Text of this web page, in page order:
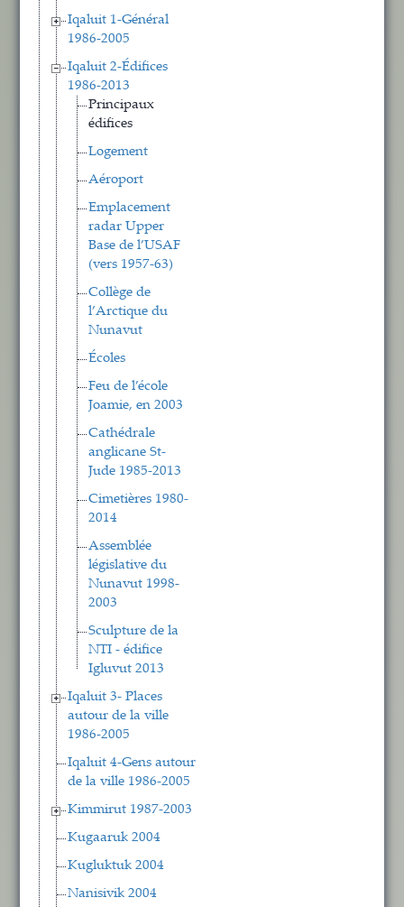
Iqaluit 1-Général
1986-2005
Iqaluit 2-Édifices
1986-2013
Principaux
édifices
Logement
Aéroport
Emplacement
radar Upper
Base de l’USAF
(vers 1957-63)
Collège de
l’Arctique du
Nunavut
Écoles
Feu de l’école
Joamie, en 2003
Cathédrale
anglicane St-
Jude 1985-2013
Cimetières 1980-
2014
Assemblée
législative du
Nunavut 1998-
2003
Sculpture de la
NTI - édifice
Igluvut 2013
Iqaluit 3- Places
autour de la ville
1986-2005
Iqaluit 4-Gens autour
de la ville 1986-2005
Kimmirut 1987-2003
Kugaaruk 2004
Kugluktuk 2004
Nanisivik 2004